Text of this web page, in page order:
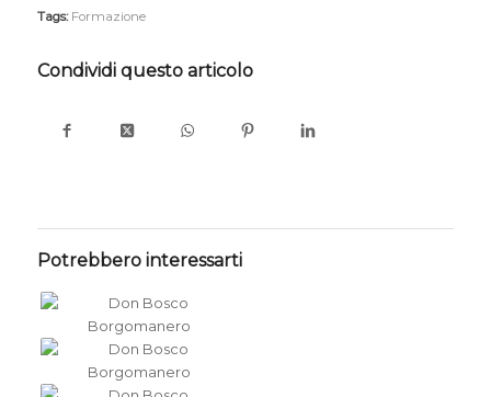
Tags: Formazione
Condividi questo articolo
Potrebbero interessarti